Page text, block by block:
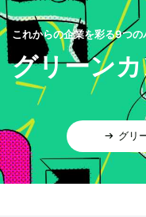
これからの企業を彩る9つ
グリーン
グリ